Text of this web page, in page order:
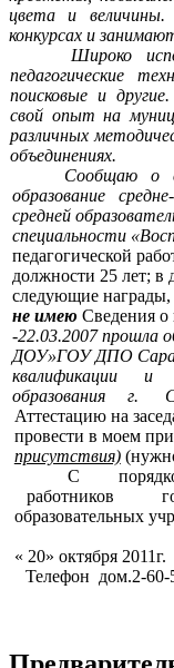
цвета и
конкурсах и
Широко
педагогические
поисковые и
свой опыт на
различных
объединениях.
Сообщаю о
образование средне-
средней
специальности
педагогической
должности 25 лет; в
следующие награды,
не имею Сведения
-22.03.2007 прошла
ДОУ»ГОУ ДПО
квалификации и
образования г.
Аттестацию на
провести в моем
присутствия)
С
работников
образовательных
« 20» октября
Телефон дом.2-